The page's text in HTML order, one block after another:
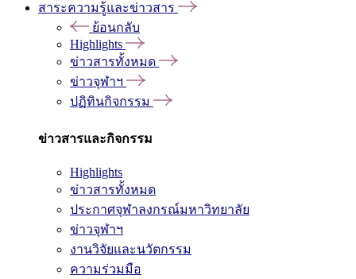
สาระความรู้และข่าวสาร
ย้อนกลับ
Highlights
ข่าวสารทั้งหมด
ข่าวจุฬาฯ
ปฏิทินกิจกรรม
ข่าวสารและกิจกรรม
Highlights
ข่าวสารทั้งหมด
ประกาศจุฬาลงกรณ์มหาวิทยาลัย
ข่าวจุฬาฯ
งานวิจัยและนวัตกรรม
ความร่วมมือ